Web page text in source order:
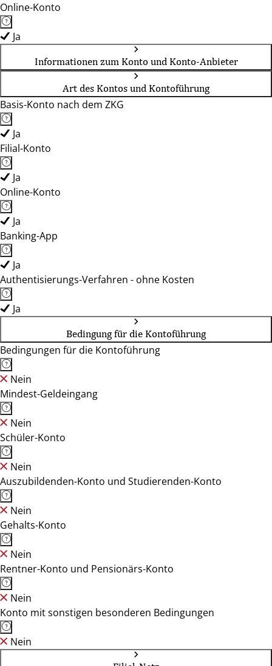
Online-Konto
Ja
Informationen zum Konto und Konto-Anbieter
Art des Kontos und Kontoführung
Basis-Konto nach dem ZKG
Ja
Filial-Konto
Ja
Online-Konto
Ja
Banking-App
Ja
Authentisierungs-Verfahren - ohne Kosten
Ja
Bedingung für die Kontoführung
Bedingungen für die Kontoführung
Nein
Mindest-Geldeingang
Nein
Schüler-Konto
Nein
Auszubildenden-Konto und Studierenden-Konto
Nein
Gehalts-Konto
Nein
Rentner-Konto und Pensionärs-Konto
Nein
Konto mit sonstigen besonderen Bedingungen
Nein